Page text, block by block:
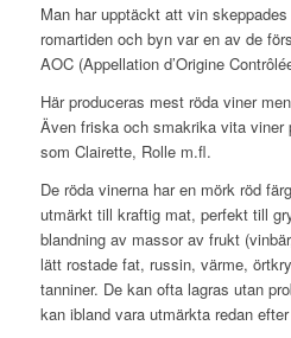
Man har upptäckt att vin
romartiden och byn var en av de
AOC (Appellation d’Origine
Här produceras mest röda viner
Även friska och smakrika vita viner
som Clairette, Rolle m.fl.
De röda vinerna har en mörk röd
utmärkt till kraftig mat, perfekt till
blandning av massor av frukt
lätt rostade fat, russin, värme,
tanniner. De kan ofta lagras utan
kan ibland vara utmärkta redan efter